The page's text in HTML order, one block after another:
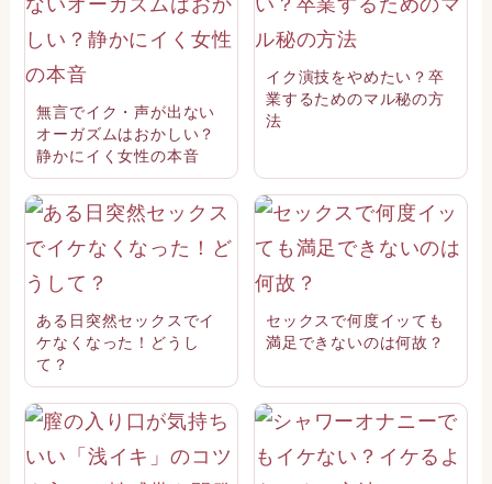
無言でイク・声が出ない
オーガズムはおかしい？
静かにイく女性の本音
イク演技をやめたい？卒
業するためのマル秘の方
法
ある日突然セックスでイ
ケなくなった！どうし
て？
セックスで何度イッても
満足できないのは何故？